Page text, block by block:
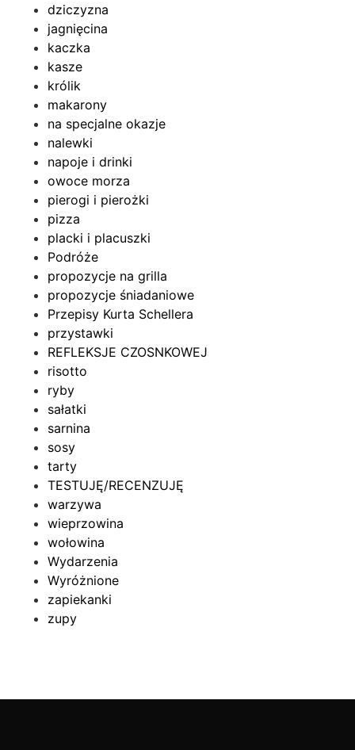
dziczyzna
jagnięcina
kaczka
kasze
królik
makarony
na specjalne okazje
nalewki
napoje i drinki
owoce morza
pierogi i pierożki
pizza
placki i placuszki
Podróże
propozycje na grilla
propozycje śniadaniowe
Przepisy Kurta Schellera
przystawki
REFLEKSJE CZOSNKOWEJ
risotto
ryby
sałatki
sarnina
sosy
tarty
TESTUJĘ/RECENZUJĘ
warzywa
wieprzowina
wołowina
Wydarzenia
Wyróżnione
zapiekanki
zupy